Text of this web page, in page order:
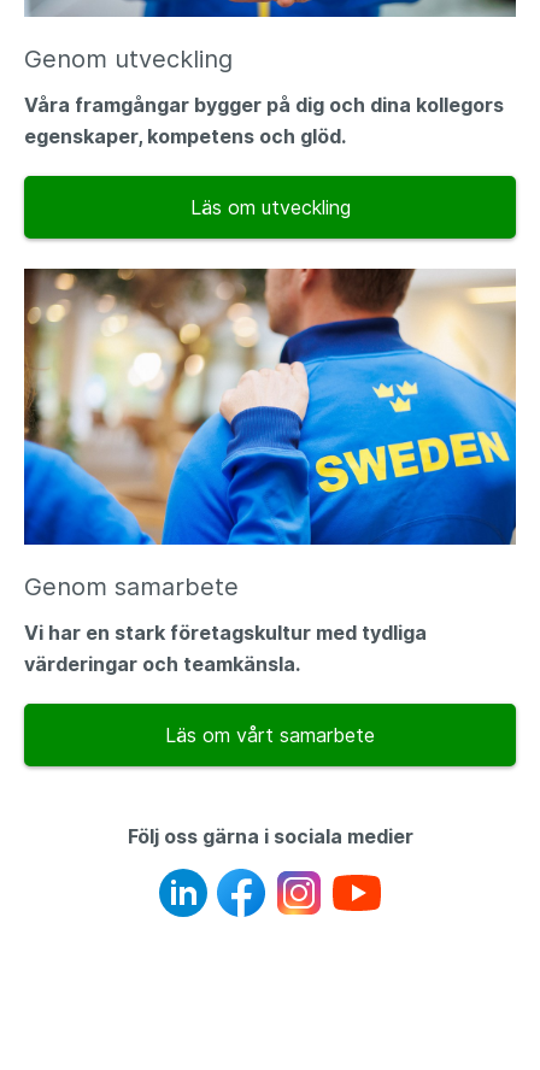
Genom utveckling
Våra framgångar bygger på dig och dina kollegors
egenskaper, kompetens och glöd.
Läs om utveckling
Genom samarbete
Vi har en stark företagskultur med tydliga
värderingar och teamkänsla.
Läs om vårt samarbete
Följ oss gärna i sociala medier